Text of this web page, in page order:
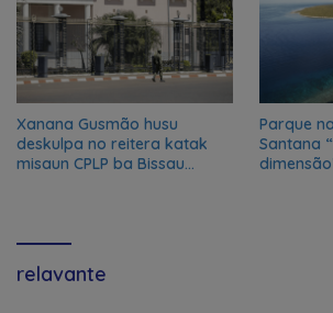
Xanana Gusmão husu
deskulpa no reitera katak
misaun CPLP ba Bissau
Parque
Santana
relavante